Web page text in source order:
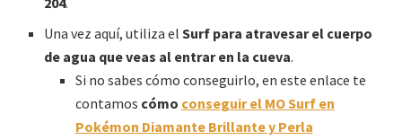
Una vez aquí, utiliza elSurf para atravesar el cuerpo
de agua que veas al entrar en la cueva.
Si no sabes cómo conseguirlo, en este enlace te
contamos cómo conseguir el MO Surf en
Pokémon Diamante Brillante y Perla